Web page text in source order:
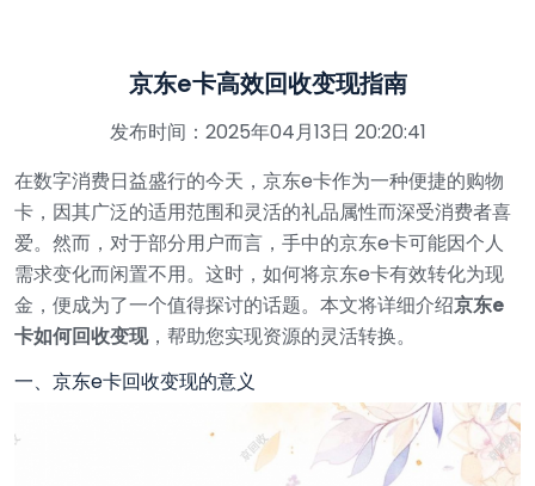
京东e卡高效回收变现指南
发布时间：2025年04月13日 20:20:41
在数字消费日益盛行的今天，京东e卡作为一种便捷的购物
卡，因其广泛的适用范围和灵活的礼品属性而深受消费者喜
爱。然而，对于部分用户而言，手中的京东e卡可能因个人
需求变化而闲置不用。这时，如何将京东e卡有效转化为现
金，便成为了一个值得探讨的话题。本文将详细介绍京东e
卡如何回收变现，帮助您实现资源的灵活转换。
一、京东e卡回收变现的意义